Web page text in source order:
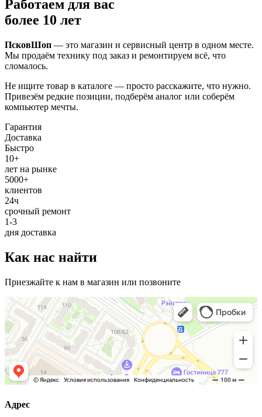
Работаем для вас
более 10 лет
ПсковШоп — это магазин и сервисный центр в одном месте.
Мы продаём технику под заказ и ремонтируем всё, что
сломалось.
Не ищите товар в каталоге — просто расскажите, что нужно.
Привезём редкие позиции, подберём аналог или соберём
компьютер мечты.
Гарантия
Доставка
Быстро
10+
лет на рынке
5000+
клиентов
24ч
срочный ремонт
1-3
дня доставка
Как нас найти
Приезжайте к нам в магазин или позвоните
Адрес